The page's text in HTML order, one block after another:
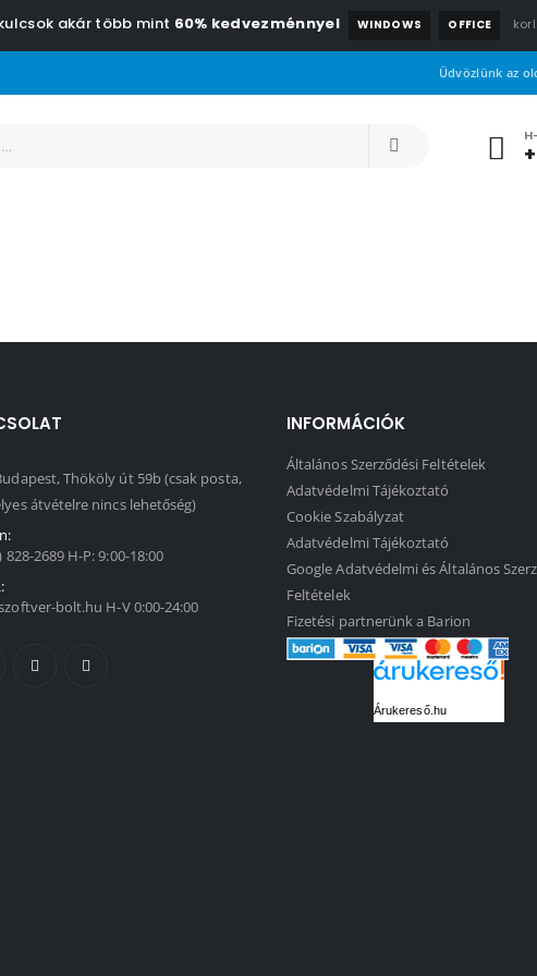
akár több mint 60% kedvezménnyel WINDOWS OFFICE
Üdvözlünk az
Thököly út 59b (csak posta,
átvételre nincs lehetőség)
828-2689 H-P: 9:00-18:00
bolt.hu H-V 0:00-24:00
INFORMÁCIÓK
Általános Szerződési Feltételek
Adatvédelmi Tájékoztató
Cookie Szabályzat
Adatvédelmi Tájékoztató
Google Adatvédelmi és Általános
Feltételek
Fizetési partnerünk a Barion
Árukereső.hu